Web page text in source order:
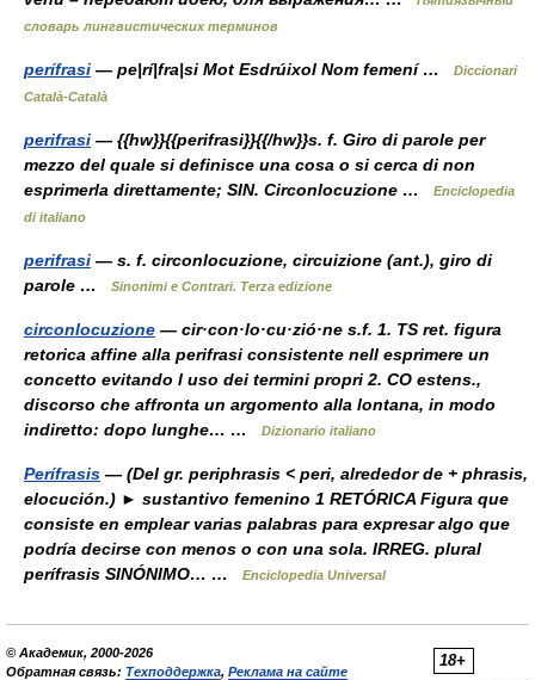
словарь лингвистических терминов
perífrasi — pe|rí|fra|si Mot Esdrúixol Nom femení …
Diccionari
Català-Català
perifrasi — {{hw}}{{perifrasi}}{{/hw}}s. f. Giro di parole per
mezzo del quale si definisce una cosa o si cerca di non
esprimerla direttamente; SIN. Circonlocuzione …
Enciclopedia
di italiano
perifrasi — s. f. circonlocuzione, circuizione (ant.), giro di
parole …
Sinonimi e Contrari. Terza edizione
circonlocuzione — cir·con·lo·cu·zió·ne s.f. 1. TS ret. figura
retorica affine alla perifrasi consistente nell esprimere un
concetto evitando l uso dei termini propri 2. CO estens.,
discorso che affronta un argomento alla lontana, in modo
indiretto: dopo lunghe… …
Dizionario italiano
Perífrasis — (Del gr. periphrasis < peri, alrededor de + phrasis,
elocución.) ► sustantivo femenino 1 RETÓRICA Figura que
consiste en emplear varias palabras para expresar algo que
podría decirse con menos o con una sola. IRREG. plural
perífrasis SINÓNIMO… …
Enciclopedia Universal
18+
© Академик, 2000-2026
Обратная связь: Техподдержка, Реклама на сайте